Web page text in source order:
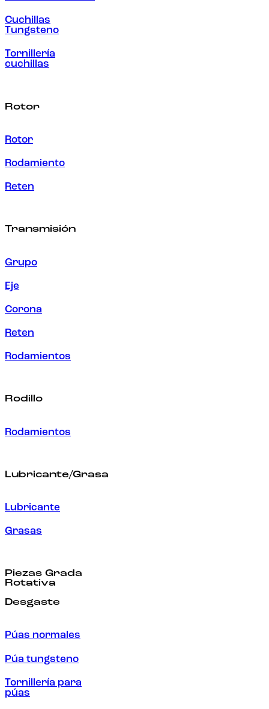
Cuchillas
Tungsteno
Tornillería
cuchillas
Rotor
Rotor
Rodamiento
Reten
Transmisión
Grupo
Eje
Corona
Reten
Rodamientos
Rodillo
Rodamientos
Lubricante/Grasa
Lubricante
Grasas
Piezas Grada
Rotativa
Desgaste
Púas normales
Púa tungsteno
Tornillería para
púas